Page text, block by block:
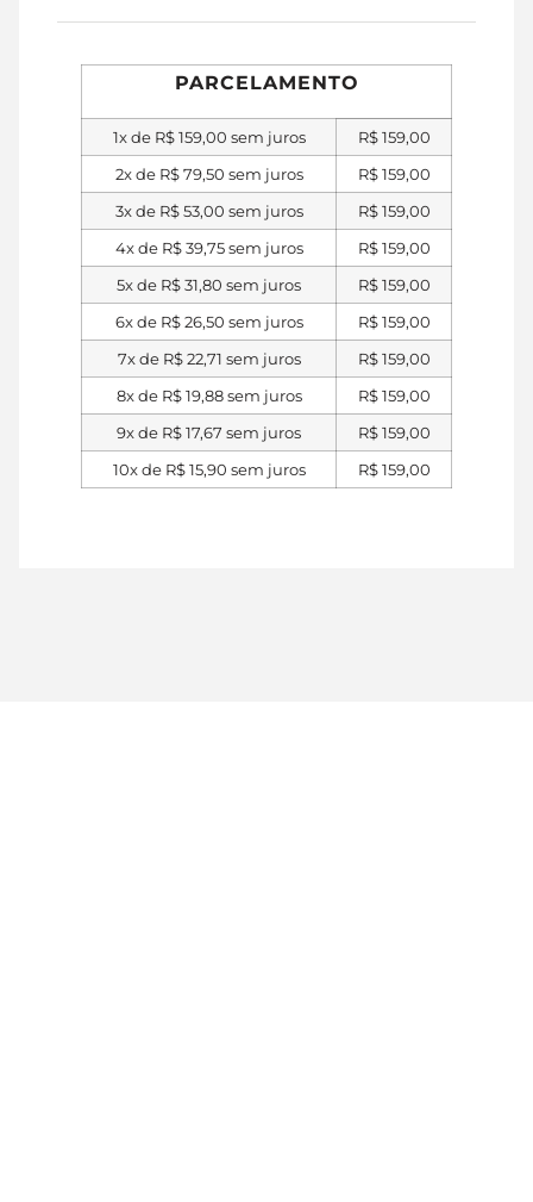
PARCELAMENTO
1x de R$159,00 sem juros R$159,00
2x de R$79,50 sem juros R$159,00
3x de R$53,00 sem juros R$159,00
4x de R$39,75sem juros R$159,00
5x de R$31,80 sem juros R$159,00
6x de R$26,50 sem juros R$159,00
7x de R$22,71 sem juros R$159,00
8x de R$19,88sem juros R$159,00
9x de R$17,67 sem juros R$159,00
10x de R$15,90 sem juros R$159,00